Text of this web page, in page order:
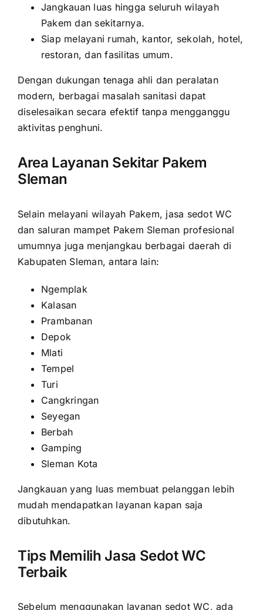
Jangkauan luas hingga seluruh wilayah
Pakem dan sekitarnya.
Siap melayani rumah, kantor, sekolah, hotel,
restoran, dan fasilitas umum.
Dengan dukungan tenaga ahli dan peralatan
modern, berbagai masalah sanitasi dapat
diselesaikan secara efektif tanpa mengganggu
aktivitas penghuni.
Area Layanan Sekitar Pakem
Sleman
Selain melayani wilayah Pakem, jasa sedot WC
dan saluran mampet Pakem Sleman profesional
umumnya juga menjangkau berbagai daerah di
Kabupaten Sleman, antara lain:
Ngemplak
Kalasan
Prambanan
Depok
Mlati
Tempel
Turi
Cangkringan
Seyegan
Berbah
Gamping
Sleman Kota
Jangkauan yang luas membuat pelanggan lebih
mudah mendapatkan layanan kapan saja
dibutuhkan.
Tips Memilih Jasa Sedot WC
Terbaik
Sebelum menggunakan layanan sedot WC, ada